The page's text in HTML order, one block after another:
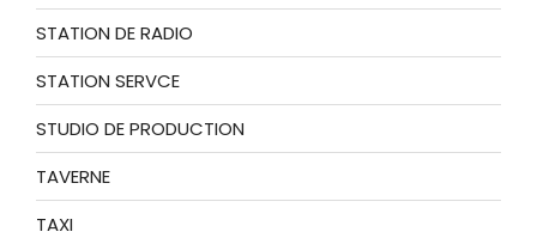
STATION DE RADIO
STATION SERVCE
STUDIO DE PRODUCTION
TAVERNE
TAXI